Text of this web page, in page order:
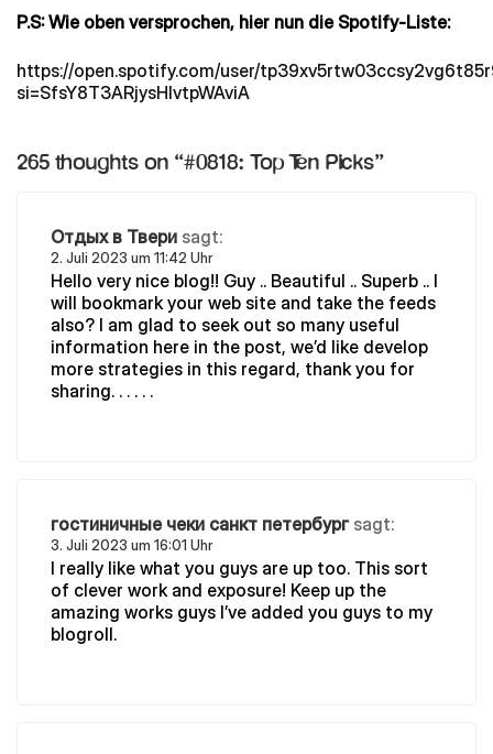
P.S: Wie oben versprochen, hier nun die Spotify-Liste:
https://open.spotify.com/user/
si=SfsY8T3ARjysHIvtpWAviA
265 thoughts on “#0818: Top Ten Picks”
Отдых в Твери sagt:
2. Juli 2023 um 11:42 Uhr
Hello very nice blog!! Guy .. Beautiful .. Superb .. I
will bookmark your web site and take the feeds
also? I am glad to seek out so many useful
information here in the post, we’d like develop
more strategies in this regard, thank you for
sharing. . . . . .
гостиничные чеки санкт петербург sagt:
3. Juli 2023 um 16:01 Uhr
I really like what you guys are up too. This sort
of clever work and exposure! Keep up the
amazing works guys I’ve added you guys to my
blogroll.